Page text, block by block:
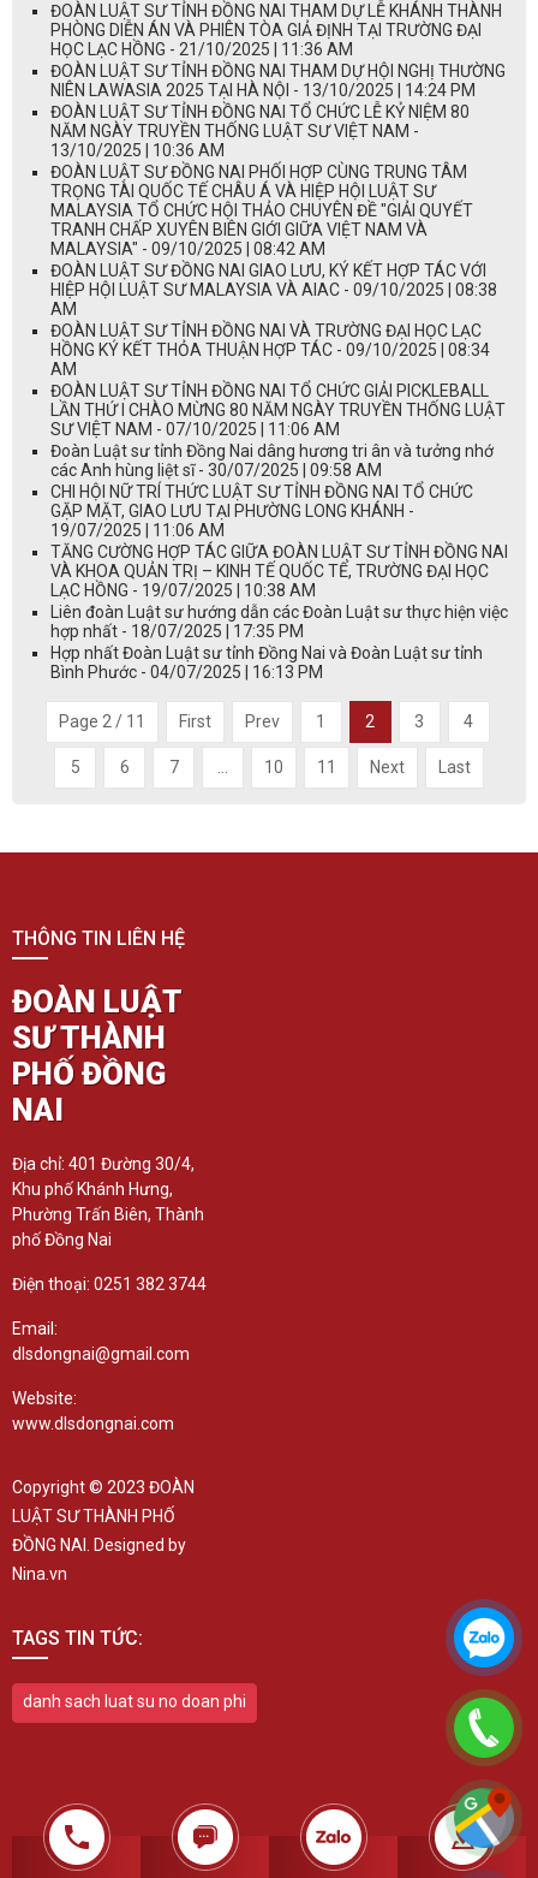
ĐOÀN LUẬT SƯ TỈNH ĐỒNG NAI THAM DỰ LỄ KHÁNH THÀNH
PHÒNG DIỄN ÁN VÀ PHIÊN TÒA GIẢ ĐỊNH TẠI TRƯỜNG ĐẠI
HỌC LẠC HỒNG - 21/10/2025 | 11:36 AM
ĐOÀN LUẬT SƯ TỈNH ĐỒNG NAI THAM DỰ HỘI NGHỊ THƯỜNG
NIÊN LAWASIA 2025 TẠI HÀ NỘI - 13/10/2025 | 14:24 PM
ĐOÀN LUẬT SƯ TỈNH ĐỒNG NAI TỔ CHỨC LỄ KỶ NIỆM 80
NĂM NGÀY TRUYỀN THỐNG LUẬT SƯ VIỆT NAM -
13/10/2025 | 10:36 AM
ĐOÀN LUẬT SƯ ĐỒNG NAI PHỐI HỢP CÙNG TRUNG TÂM
TRỌNG TÀI QUỐC TẾ CHÂU Á VÀ HIỆP HỘI LUẬT SƯ
MALAYSIA TỔ CHỨC HỘI THẢO CHUYÊN ĐỀ "GIẢI QUYẾT
TRANH CHẤP XUYÊN BIÊN GIỚI GIỮA VIỆT NAM VÀ
MALAYSIA" - 09/10/2025 | 08:42 AM
ĐOÀN LUẬT SƯ ĐỒNG NAI GIAO LƯU, KÝ KẾT HỢP TÁC VỚI
HIỆP HỘI LUẬT SƯ MALAYSIA VÀ AIAC - 09/10/2025 | 08:38
AM
ĐOÀN LUẬT SƯ TỈNH ĐỒNG NAI VÀ TRƯỜNG ĐẠI HỌC LẠC
HỒNG KÝ KẾT THỎA THUẬN HỢP TÁC - 09/10/2025 | 08:34
AM
ĐOÀN LUẬT SƯ TỈNH ĐỒNG NAI TỔ CHỨC GIẢI PICKLEBALL
LẦN THỨ I CHÀO MỪNG 80 NĂM NGÀY TRUYỀN THỐNG LUẬT
SƯ VIỆT NAM - 07/10/2025 | 11:06 AM
Đoàn Luật sư tỉnh Đồng Nai dâng hương tri ân và tưởng nhớ
các Anh hùng liệt sĩ - 30/07/2025 | 09:58 AM
CHI HỘI NỮ TRÍ THỨC LUẬT SƯ TỈNH ĐỒNG NAI TỔ CHỨC
GẶP MẶT, GIAO LƯU TẠI PHƯỜNG LONG KHÁNH -
19/07/2025 | 11:06 AM
TĂNG CƯỜNG HỢP TÁC GIỮA ĐOÀN LUẬT SƯ TỈNH ĐỒNG NAI
VÀ KHOA QUẢN TRỊ – KINH TẾ QUỐC TẾ, TRƯỜNG ĐẠI HỌC
LẠC HỒNG - 19/07/2025 | 10:38 AM
Liên đoàn Luật sư hướng dẫn các Đoàn Luật sư thực hiện việc
hợp nhất - 18/07/2025 | 17:35 PM
Hợp nhất Đoàn Luật sư tỉnh Đồng Nai và Đoàn Luật sư tỉnh
Bình Phước - 04/07/2025 | 16:13 PM
Page 2 / 11 First Prev 1 2 3 4
5 6 7 10 11 Next Last
THÔNG TIN LIÊN HỆ
ĐOÀN LUẬT
SƯ THÀNH
PHỐ ĐỒNG
NAI
Địa chỉ: 401 Đường 30/4,
Khu phố Khánh Hưng,
Phường Trấn Biên, Thành
phố Đồng Nai
Điện thoại: 0251 382 3744
Email:
dlsdongnai@gmail.com
Website:
www.dlsdongnai.com
Copyright © 2023 ĐOÀN
LUẬT SƯ THÀNH PHỐ
ĐỒNG NAI. Designed by
Nina.vn
TAGS TIN TỨC:
danh sach luat su no doan phi